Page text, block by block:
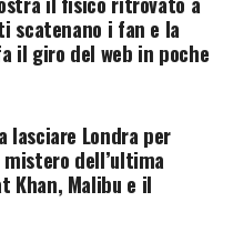
più riservato
incuriosire
abituato alle
politiche e alla
una figura
scatenano i fan e la
il giro del web in poche
lasciare Londra per
mistero dell’ultima
Khan, Malibu e il